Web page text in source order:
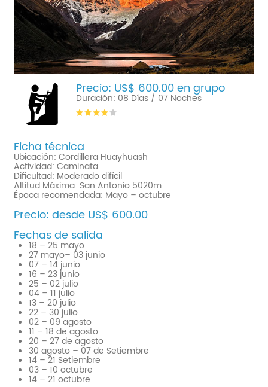
Precio: US$ 600.00 en grupo
Duración: 08 Días / 07 Noches
Ficha técnica
Ubicación: Cordillera Huayhuash
Actividad: Caminata
Dificultad: Moderado difícil
Altitud Máxima: San Antonio 5020m
Época recomendada: Mayo – octubre
Precio: desde US$ 600.00
Fechas de salida
18 – 25 mayo
27 mayo– 03 junio
07 – 14 junio
16 – 23 junio
25 – 02 julio
04 – 11 julio
13 – 20 julio
22 – 30 julio
02 – 09 agosto
11 – 18 de agosto
20 – 27 de agosto
30 agosto – 07 de Setiembre
14 – 21 Setiembre
03 – 10 octubre
14 – 21 octubre